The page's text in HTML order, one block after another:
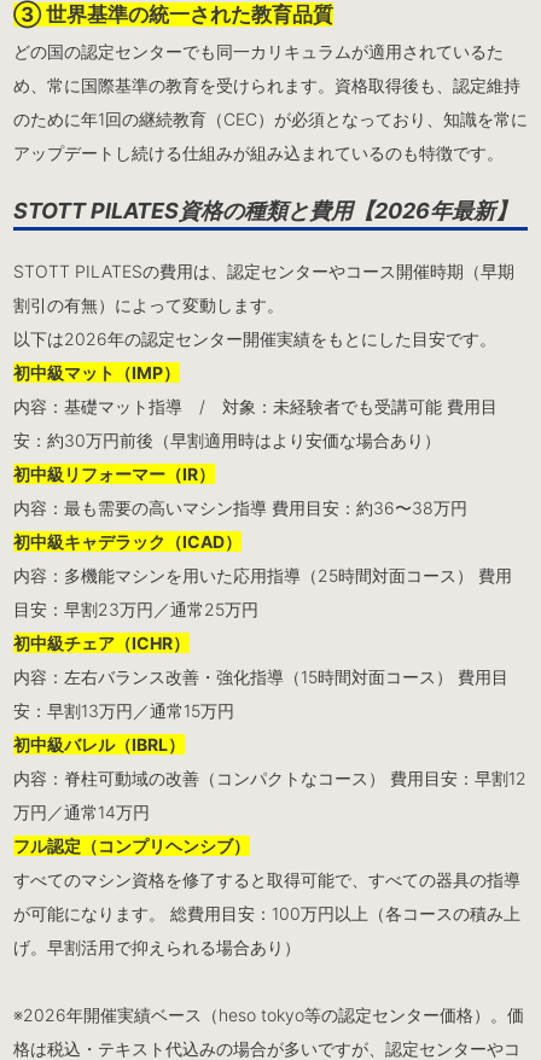
③ 世界基準の統一された教育品質
どの国の認定センターでも同一カリキュラムが適用されているた
め、常に国際基準の教育を受けられます。資格取得後も、認定維持
のために年1回の継続教育（CEC）が必須となっており、知識を常に
アップデートし続ける仕組みが組み込まれているのも特徴です。
STOTT PILATES資格の種類と費用【2026年最新】
STOTT PILATESの費用は、認定センターやコース開催時期（早期
割引の有無）によって変動します。
以下は2026年の認定センター開催実績をもとにした目安です。
初中級マット（IMP）
内容：基礎マット指導 / 対象：未経験者でも受講可能 費用目
安：約30万円前後（早割適用時はより安価な場合あり）
初中級リフォーマー（IR）
内容：最も需要の高いマシン指導 費用目安：約36〜38万円
初中級キャデラック（ICAD）
内容：多機能マシンを用いた応用指導（25時間対面コース） 費用
目安：早割23万円／通常25万円
初中級チェア（ICHR）
内容：左右バランス改善・強化指導（15時間対面コース） 費用目
安：早割13万円／通常15万円
初中級バレル（IBRL）
内容：脊柱可動域の改善（コンパクトなコース） 費用目安：早割12
万円／通常14万円
フル認定（コンプリヘンシブ）
すべてのマシン資格を修了すると取得可能で、すべての器具の指導
が可能になります。 総費用目安：100万円以上（各コースの積み上
げ。早割活用で抑えられる場合あり）
※2026年開催実績ベース（heso tokyo等の認定センター価格）。価
格は税込・テキスト代込みの場合が多いですが、認定センターやコ